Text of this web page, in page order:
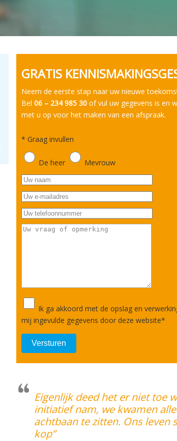
GRATIS
Neem de eerste stap naar uw nieuwe
Bel 06 – 234 985 30 of vul uw gegevens is en
met u op voor het maken van een afspraak.
* Graag invullen
De heer Mevrouw
Ik ga akkoord met de opslag en
mij ingevulde gegevens door deze website*
Eigenlijk deed het er niet toe
initiatief nam, we kwamen
achtbaan te zitten. Ons leven
kop”